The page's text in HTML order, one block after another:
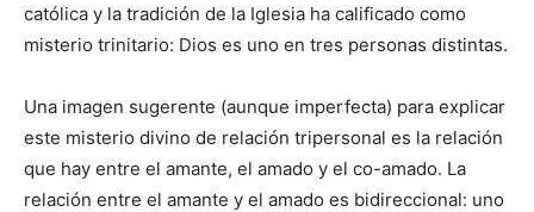
católica y la tradición de la Iglesia ha calificado como
misterio trinitario: Dios es uno en tres personas distintas.
Una imagen sugerente (aunque imperfecta) para explicar
este misterio divino de relación tripersonal es la relación
que hay entre el amante, el amado y el co-amado. La
relación entre el amante y el amado es bidireccional: uno